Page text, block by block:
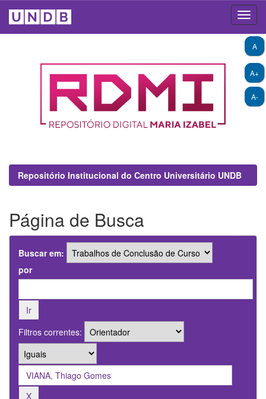
A+
A-
A
Repositório Institucional do Centro Universitário UNDB
Página de Busca
Buscar em:
por
Filtros correntes: